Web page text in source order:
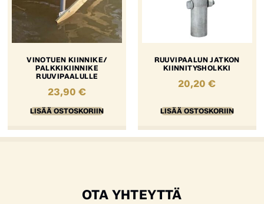
VINOTUEN KIINNIKE/
PALKKIKIINNIKE
RUUVIPAALULLE
23,90€
LISÄÄ OSTOSKORIIN
RUUVIPAALUN JATKON
KIINNITYSHOLKKI
20,20€
LISÄÄ OSTOSKORIIN
OTA YHTEYTTÄ